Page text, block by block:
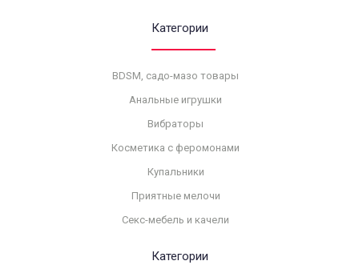
Категории
BDSM, садо-мазо товары
Анальные игрушки
Вибраторы
Косметика с феромонами
Купальники
Приятные мелочи
Секс-мебель и качели
Категории